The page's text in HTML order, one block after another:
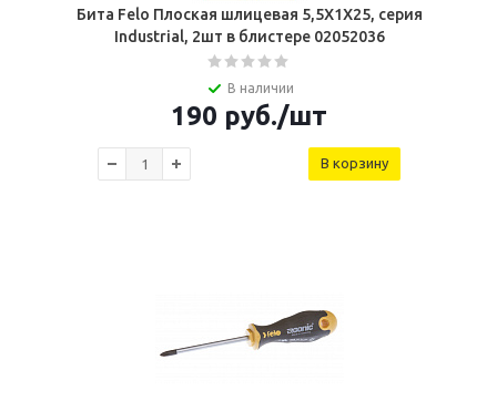
Бита Felo Плоская шлицевая 5,5X1X25, серия
Industrial, 2шт в блистере 02052036
В наличии
190 руб./шт
В корзину